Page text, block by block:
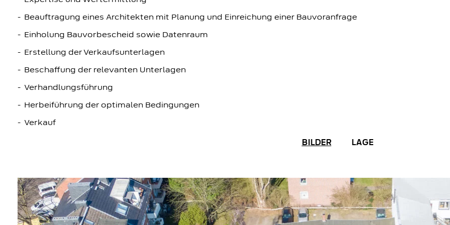
Beauftragung eines Architekten mit Planung und Einreichung einer Bauvoranfrage
Einholung Bauvorbescheid sowie Datenraum
Erstellung der Verkaufsunterlagen
Beschaffung der relevanten Unterlagen
Verhandlungsführung
Herbeiführung der optimalen Bedingungen
Verkauf
BILDER LAGE